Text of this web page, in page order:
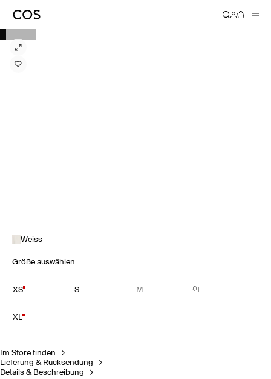
Weiss
Größe auswählen
XS S M L
XL
Im Store finden
Lieferung & Rücksendung
Details & Beschreibung